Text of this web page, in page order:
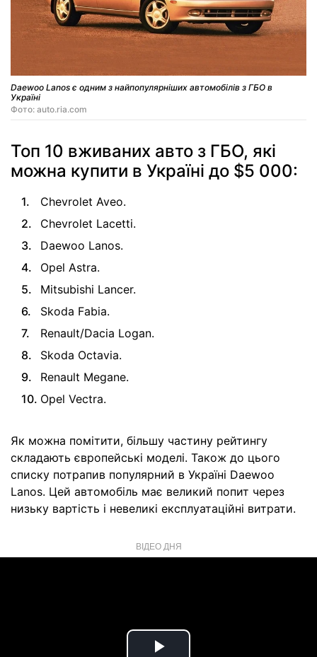
Daewoo Lanos є одним з найпопулярніших автомобілів з ГБО в
Україні
Фото: auto.ria.com
Топ 10 вживаних авто з ГБО, які
можна купити в Україні до $5 000:
Chevrolet Aveo.
Chevrolet Lacetti.
Daewoo Lanos.
Opel Astra.
Mitsubishi Lancer.
Skoda Fabia.
Renault/Dacia Logan.
Skoda Octavia.
Renault Megane.
Opel Vectra.
Як можна помітити, більшу частину рейтингу
складають європейські моделі. Також до цього
списку потрапив популярний в Україні Daewoo
Lanos. Цей автомобіль має великий попит через
низьку вартість і невеликі експлуатаційні витрати.
ВІДЕО ДНЯ